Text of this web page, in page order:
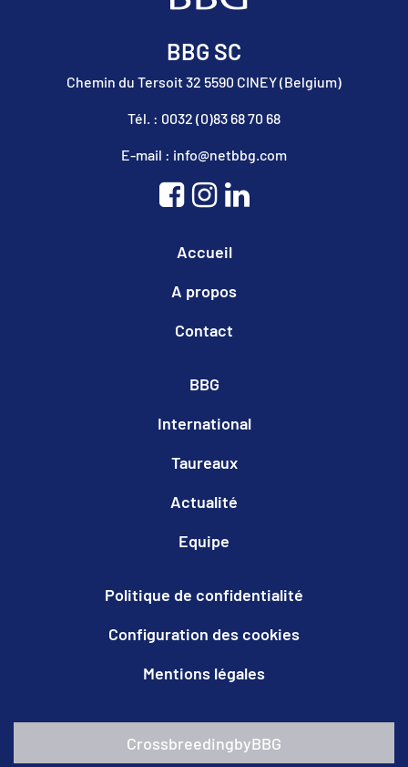
BBG SC
Chemin du Tersoit 32 5590 CINEY (Belgium)
Tél. : 0032 (0)83 68 70 68
E-mail : info@netbbg.com
Accueil
A propos
Contact
BBG
International
Taureaux
Actualité
Equipe
Politique de confidentialité
Configuration des cookies
Mentions légales
CrossbreedingbyBBG